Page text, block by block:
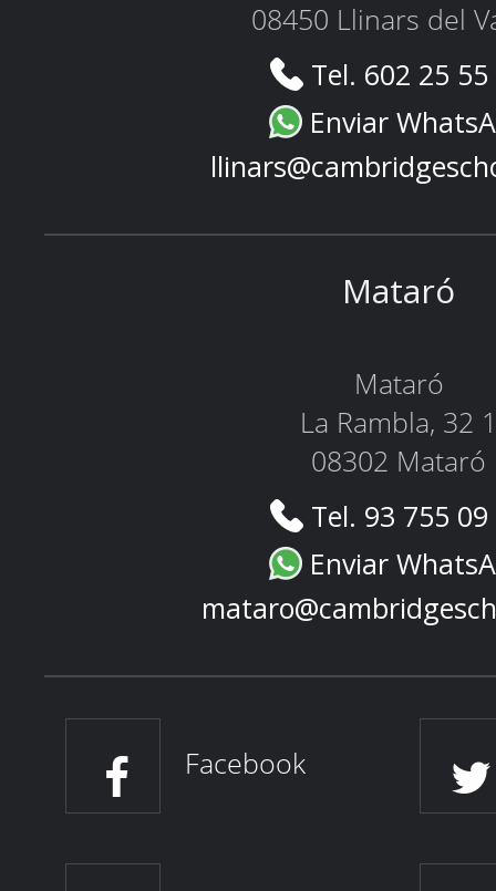
08450 Llinars del
Tel. 602 25
Enviar
Mataró
Mataró
La Rambla, 32 1
08302 Mataró
Tel. 93 755
Enviar
Facebook